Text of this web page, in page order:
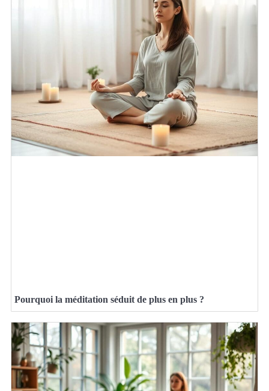
Pourquoi la méditation séduit de plus en plus ?